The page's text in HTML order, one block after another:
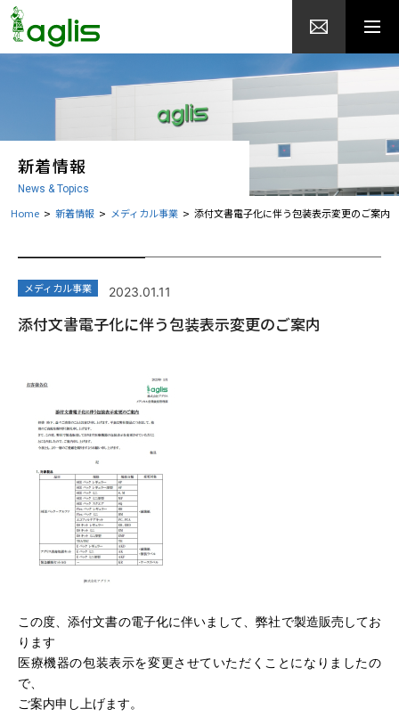
新着情報
News & Topics
Home 新着情報 メディカル事業 添付文書電子化に伴う包装表示変更のご案内
メディカル事業 2023.01.11
添付文書電子化に伴う包装表示変更のご案内
この度、添付文書の電子化に伴いまして、弊社で製造販売してお
ります
医療機器の包装表示を変更させていただくことになりましたの
で、
ご案内申し上げます。